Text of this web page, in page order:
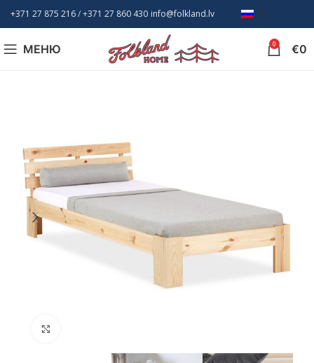
+371 27 875 216/ +371 27 860 430 info@folkland.lv RU
МЕНЮ 0 €0